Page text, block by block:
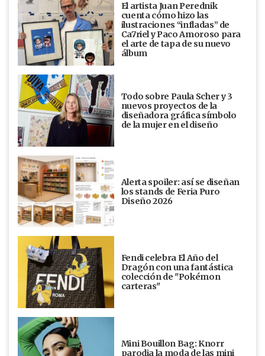
El artista Juan Perednik
cuenta cómo hizo las
ilustraciones “infladas” de
Ca7riel y Paco Amoroso para
el arte de tapa de su nuevo
álbum
Todo sobre Paula Scher y 3
nuevos proyectos de la
diseñadora gráfica símbolo
de la mujer en el diseño
Alerta spoiler: así se diseñan
los stands de Feria Puro
Diseño 2026
Fendi celebra El Año del
Dragón con una fantástica
colección de "Pokémon
carteras"
Mini Bouillon Bag: Knorr
parodia la moda de las mini